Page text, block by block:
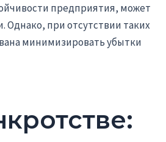
предприятия, может
при отсутствии таких
минимизировать убытки